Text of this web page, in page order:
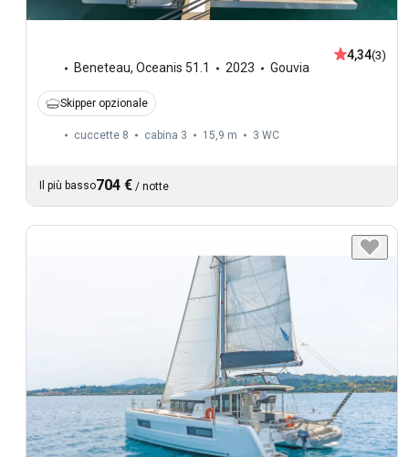
Beneteau, Oceanis 51.1 2023 Gouvia
4,34(3)
Skipper opzionale
cuccette 8 cabina 3 15,9 m 3 WC
Il più basso704 € / notte